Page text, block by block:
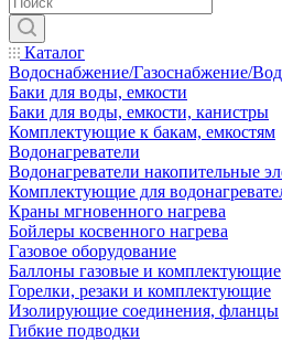
Каталог
Водоснабжение/Газоснабжение/
Баки для воды, емкости
Баки для воды, емкости, канистры
Комплектующие к бакам, емкостям
Водонагреватели
Водонагреватели накопительные
Комплектующие для
Краны мгновенного нагрева
Бойлеры косвенного нагрева
Газовое оборудование
Баллоны газовые и комплектующие
Горелки, резаки и комплектующие
Изолирующие соединения, фланцы
Гибкие подводки